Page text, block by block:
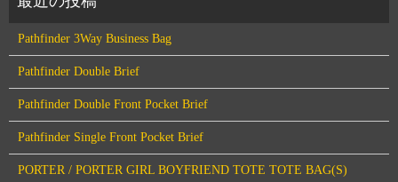
Pathfinder 3Way Business Bag
Pathfinder Double Brief
Pathfinder Double Front Pocket Brief
Pathfinder Single Front Pocket Brief
PORTER / PORTER GIRL BOYFRIEND TOTE TOTE BAG(S)